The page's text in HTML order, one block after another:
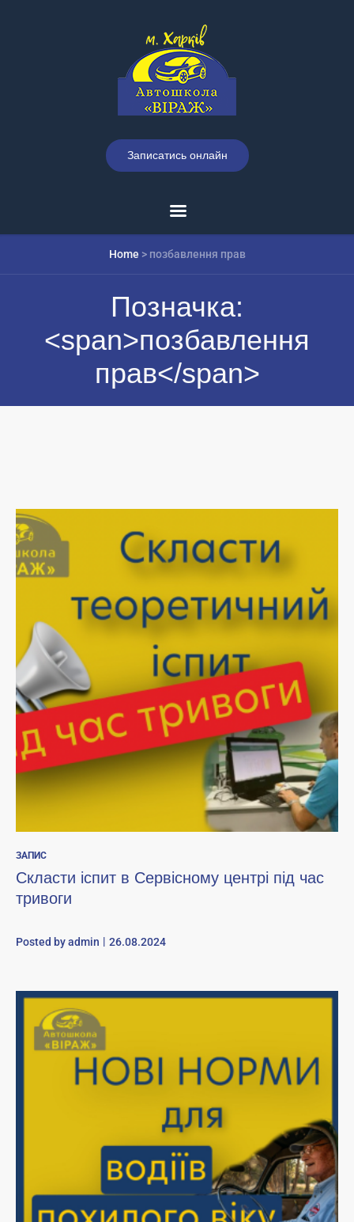
Записатись онлайн
Home > позбавлення прав
Позначка:
<span>позбавлення
прав</span>
ЗАПИС
Скласти іспит в Сервісному центрі під час
тривоги
Posted byadmin 26.08.2024